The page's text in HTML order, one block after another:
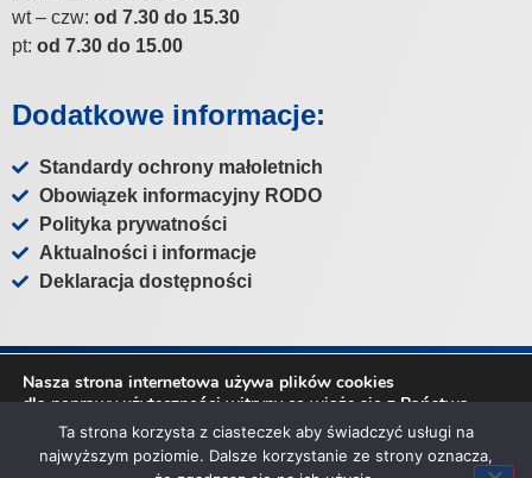
wt – czw: od 7.30 do 15.30
pt: od 7.30 do 15.00
Dodatkowe informacje:
Standardy ochrony małoletnich
Obowiązek informacyjny RODO
Polityka prywatności
Aktualności i informacje
Deklaracja dostępności
Copyright ©Gminny Ośrodek Pomocy Społecznej w
Nasza strona internetowa używa plików cookies
dla poprawy użyteczności witryny co wiąże się z Państwa
prywatnością.
Możesz dowiedzieć się więcej o używanych plikach cookies lub
wyłączyć je całkowicie wustawieniach.
Ta strona korzysta z ciasteczek aby świadczyć usługi na
najwyższym poziomie. Dalsze korzystanie ze strony oznacza,